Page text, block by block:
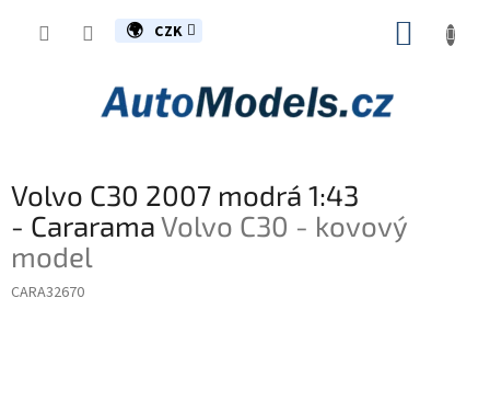
CZK
Volvo C30 2007 modrá 1:43
- CararamaVolvo C30 - kovový
model
CARA32670